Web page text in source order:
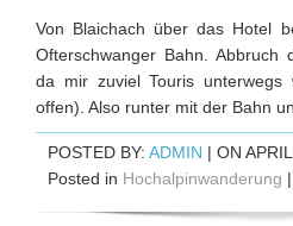
Von Blaichach über das Hotel
Ofterschwanger Bahn. Abbruch
da mir zuviel Touris unterwegs
offen). Also runter mit der Bahn
POSTED BY: ADMIN | ON
Posted in Hochalpinwanderung |